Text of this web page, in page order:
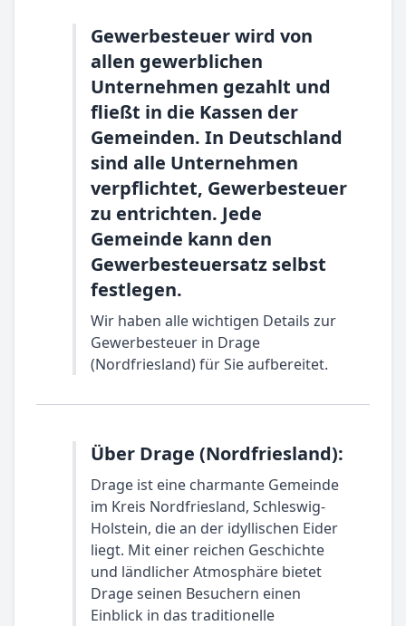
Gewerbesteuer wird von
allen gewerblichen
Unternehmen gezahlt und
fließt in die Kassen der
Gemeinden. In Deutschland
sind alle Unternehmen
verpflichtet, Gewerbesteuer
zu entrichten. Jede
Gemeinde kann den
Gewerbesteuersatz selbst
festlegen.
Wir haben alle wichtigen Details zur
Gewerbesteuer in Drage
(Nordfriesland) für Sie aufbereitet.
Über Drage (Nordfriesland):
Drage ist eine charmante Gemeinde
im Kreis Nordfriesland, Schleswig-
Holstein, die an der idyllischen Eider
liegt. Mit einer reichen Geschichte
und ländlicher Atmosphäre bietet
Drage seinen Besuchern einen
Einblick in das traditionelle